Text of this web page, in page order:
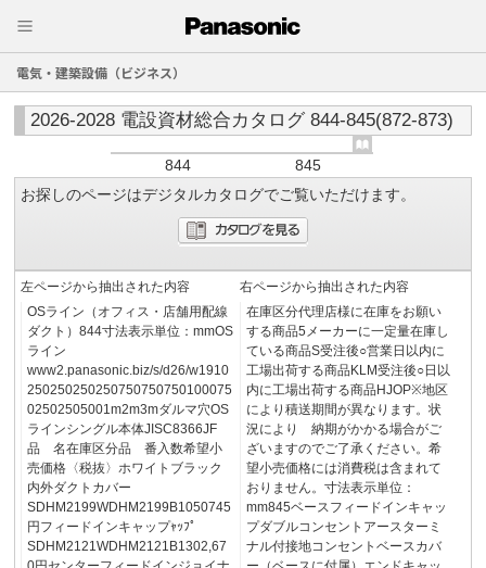
電気・建築設備（ビジネス）
2026-2028 電設資材総合カタログ 844-845(872-873)
844
845
お探しのページはデジタルカタログでご覧いただけます。
左ページから抽出された内容
OSライン（オフィス・店舗用配線
ダクト）844寸法表示単位：mmOS
ライン
www2.panasonic.biz/s/d26/w1910
250250250250750750750100075
02502505001m2m3mダルマ穴OS
ラインシングル本体JISC8366JF
品 名在庫区分品 番入数希望小
売価格〈税抜〉ホワイトブラック
内外ダクトカバー
SDHM2199WDHM2199B1050745
円フィードインキャップｬｯﾌﾟ
SDHM2121WDHM2121B1302,67
右ページから抽出された内容
在庫区分代理店様に在庫をお願い
する商品5メーカーに一定量在庫し
ている商品S受注後○営業日以内に
工場出荷する商品KLM受注後○日以
内に工場出荷する商品HJOP※地区
により積送期間が異なります。状
況により 納期がかかる場合がご
ざいますのでご了承ください。希
望小売価格には消費税は含まれて
おりません。寸法表示単位：
mm845ベースフィードインキャッ
プダブルコンセントアースターミ
ナル付接地コンセントベースカバ